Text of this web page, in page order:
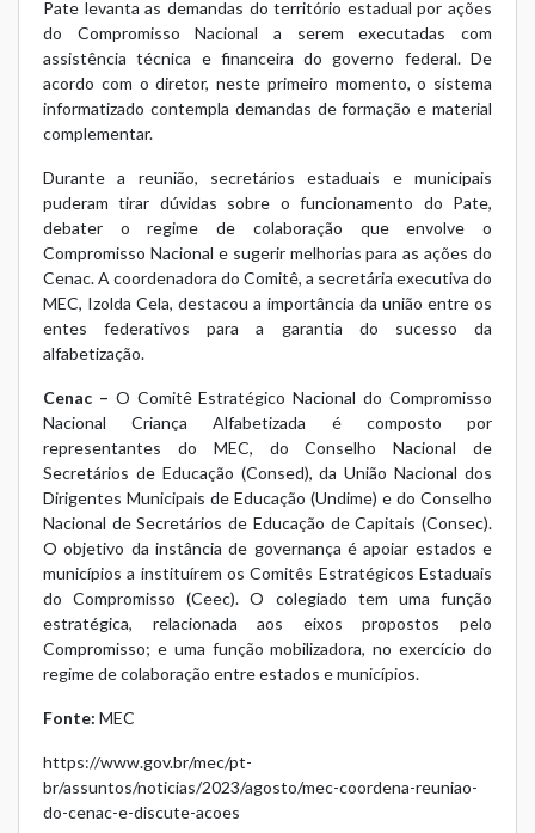
Pate levanta as demandas do território estadual por ações
do Compromisso Nacional a serem executadas com
assistência técnica e financeira do governo federal. De
acordo com o diretor, neste primeiro momento, o sistema
informatizado contempla demandas de formação e material
complementar.
Durante a reunião, secretários estaduais e municipais
puderam tirar dúvidas sobre o funcionamento do Pate,
debater o regime de colaboração que envolve o
Compromisso Nacional e sugerir melhorias para as ações do
Cenac. A coordenadora do Comitê, a secretária executiva do
MEC, Izolda Cela, destacou a importância da união entre os
entes federativos para a garantia do sucesso da
alfabetização.
Cenac – O Comitê Estratégico Nacional do Compromisso
Nacional Criança Alfabetizada é composto por
representantes do MEC, do Conselho Nacional de
Secretários de Educação (Consed), da União Nacional dos
Dirigentes Municipais de Educação (Undime) e do Conselho
Nacional de Secretários de Educação de Capitais (Consec).
O objetivo da instância de governança é apoiar estados e
municípios a instituírem os Comitês Estratégicos Estaduais
do Compromisso (Ceec). O colegiado tem uma função
estratégica, relacionada aos eixos propostos pelo
Compromisso; e uma função mobilizadora, no exercício do
regime de colaboração entre estados e municípios.
Fonte: MEC
https://www.gov.br/mec/pt-
br/assuntos/noticias/2023/agosto/mec-coordena-reuniao-
do-cenac-e-discute-acoes